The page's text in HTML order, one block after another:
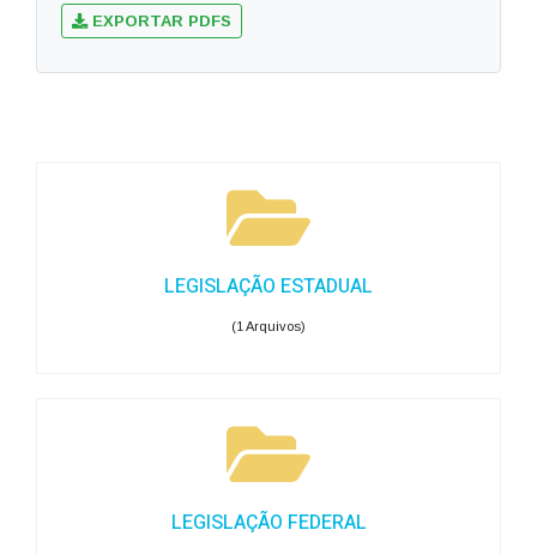
EXPORTAR PDFS
LEGISLAÇÃO ESTADUAL
(1 Arquivos)
LEGISLAÇÃO FEDERAL